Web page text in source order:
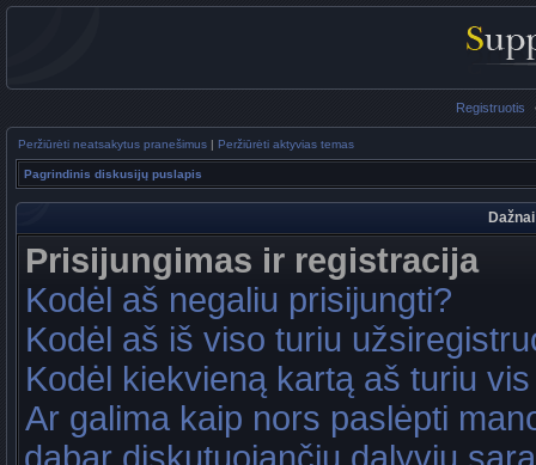
Registruotis
Peržiūrėti neatsakytus pranešimus | Peržiūrėti aktyvias temas
Pagrindinis diskusijų puslapis
Prisijungimas ir registracija
Kodėl aš negaliu prisijungti?
Kodėl aš iš viso turiu
Kodėl kiekvieną kartą aš turiu
Ar galima kaip nors paslėpti